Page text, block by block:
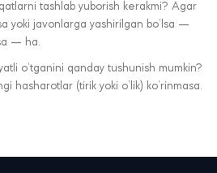
tashlab yuborish kerakmi? Agar
yoki javonlarga yashirilgan bo’lsa —
— ha.
o’tganini qanday tushunish mumkin?
hasharotlar (tirik yoki o’lik) ko’rinmasa.